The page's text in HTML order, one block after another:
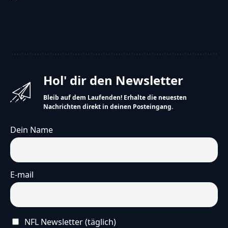
Hol' dir den Newsletter
Bleib auf dem Laufenden! Erhalte die neuesten
Nachrichten direkt in deinen Posteingang.
Dein Name
E-mail
NFL Newsletter (täglich)